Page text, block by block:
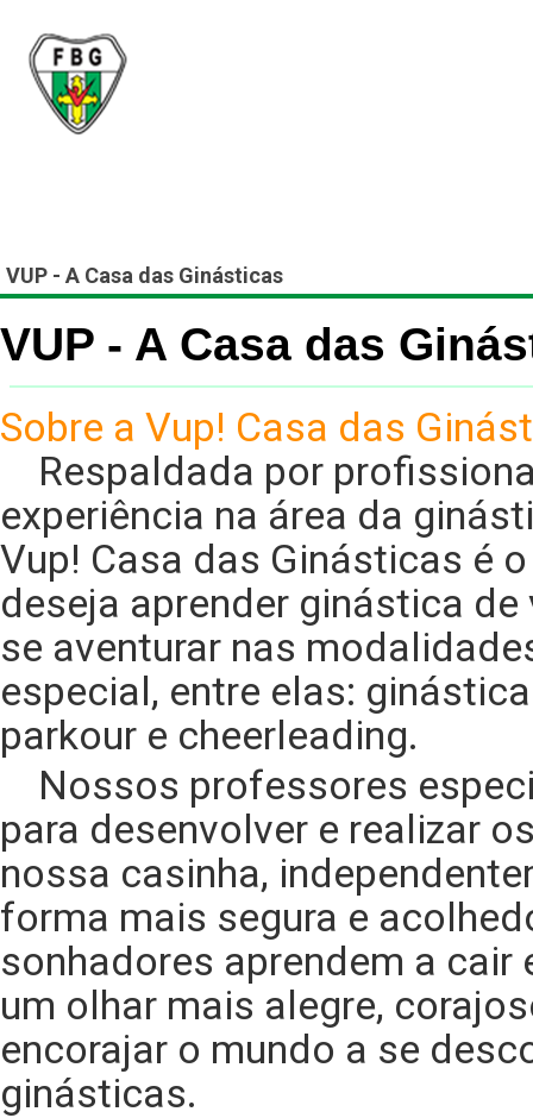
VUP - A Casa das Ginásticas
VUP - A Casa das
Sobre a Vup! Casa das
Respaldada por
experiência na área da
Vup! Casa das Ginásticas é
deseja aprender ginástica
se aventurar nas
especial, entre elas:
parkour e cheerleading.
Nossos professores
para desenvolver e realizar
nossa casinha,
forma mais segura e
sonhadores aprendem a cair
um olhar mais alegre,
encorajar o mundo a se
ginásticas.